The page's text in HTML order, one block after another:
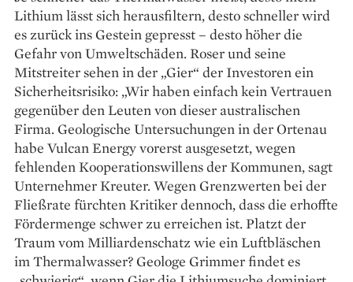
Lithium lässt sich herausfiltern, desto schneller wird
es zurück ins Gestein gepresst – desto höher die
Gefahr von Umweltschäden. Roser und seine
Mitstreiter sehen in der „Gier“ der Investoren ein
Sicherheitsrisiko: „Wir haben einfach kein Vertrauen
gegenüber den Leuten von dieser australischen
Firma. Geologische Unter­suchungen in der Ortenau
habe Vulcan Energy vorerst ausgesetzt, wegen
fehlenden Kooperationswillens der Kommunen, sagt
Unternehmer Kreuter. Wegen Grenzwerten bei der
Fließrate fürchten Kritiker dennoch, dass die erhoffte
Fördermenge schwer zu erreichen ist. Platzt der
Traum vom Milliardenschatz wie ein Luftbläschen
im Thermalwasser? Geologe Grimmer findet es